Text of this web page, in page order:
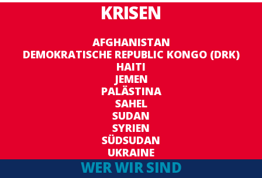
KRISEN
AFGHANISTAN
DEMOKRATISCHE REPUBLIC KONGO (DRK)
HAITI
JEMEN
PALÄSTINA
SAHEL
SUDAN
SYRIEN
SÜDSUDAN
UKRAINE
WER WIR SIND